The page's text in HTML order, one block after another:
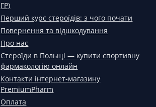
ГР)
Перший курс стероїдів: з чого почати
Повернення та відшкодування
Про нас
Стероїди в Польщі — купити спортивну
фармакологію онлайн
Контакти інтернет-магазину
PremiumPharm
Оплата